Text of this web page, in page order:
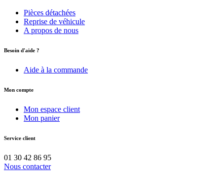
Pièces détachées
Reprise de véhicule
A propos de nous
Besoin d'aide ?
Aide à la commande
Mon compte
Mon espace client
Mon panier
Service client
01 30 42 86 95
Nous contacter